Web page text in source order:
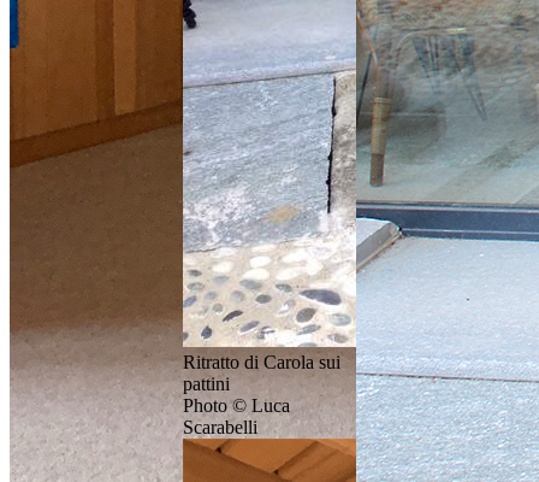
Ritratto di Carola sui
pattini
Photo © Luca
Scarabelli